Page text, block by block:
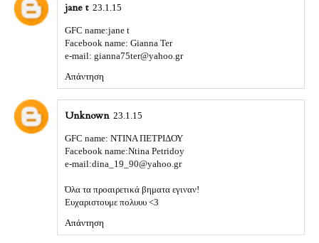
jane t 23.1.15
GFC name:jane t
Facebook name: Gianna Ter
e-mail: gianna75ter@yahoo.gr
Απάντηση
Unknown 23.1.15
GFC name: NΤΙΝΑ ΠΕΤΡΙΔΟΥ
Facebook name:Ntina Petridoy
e-mail:dina_19_90@yahoo.gr
Όλα τα προαιρετικά βηματα εγιναν!
Ευχαριστουμε πολυυυ <3
Απάντηση